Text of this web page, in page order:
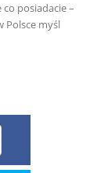
co posiadacie –
Polsce myśl